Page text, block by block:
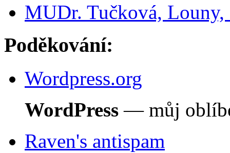
MUDr. Tučková, Louny,
Poděkování:
Wordpress.org
WordPress — můj
Raven's antispam